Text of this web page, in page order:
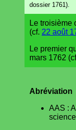
dossier 1761).
Le troisième
(cf. 22 août
Le premier
mars 1762
Abréviation
AAS :